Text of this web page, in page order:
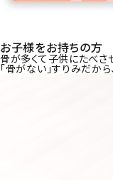
お子様をお持ちの方
骨が多くて子供にたべさ
「骨がない」すりみだか